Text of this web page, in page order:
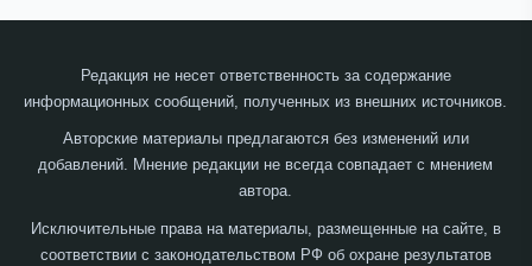
Редакция не несет ответственность за содержание
информационных сообщений, полученных из внешних источников.
Авторские материалы предлагаются без изменений или
добавлений. Мнение редакции не всегда совпадает с мнением
автора.
Исключительные права на материалы, размещенные на сайте, в
соответствии с законодательством РФ об охране результатов